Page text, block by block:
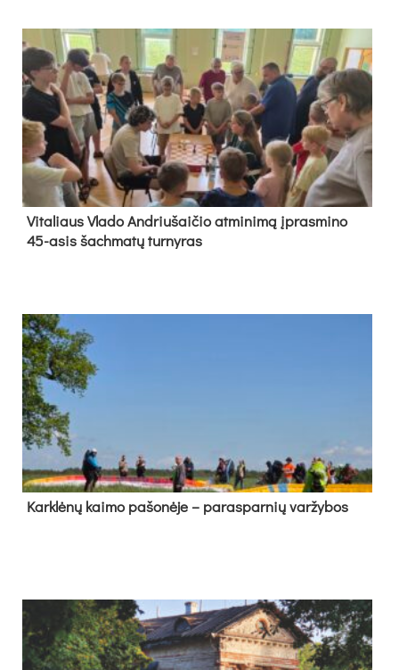
Vi­ta­liaus Vla­do And­riu­šai­čio at­mi­ni­mą įpras­mi­no
45-asis šach­ma­tų tur­ny­ras
Kark­lė­nų kai­mo pa­šo­nė­je – pa­ras­par­nių var­žy­bos